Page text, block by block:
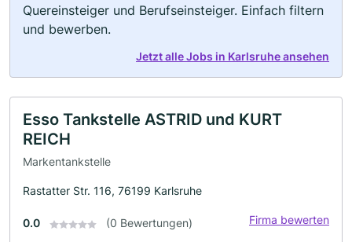
Quereinsteiger und Berufseinsteiger. Einfach filtern
und bewerben.
Jetzt alle Jobs in Karlsruhe ansehen
Esso Tankstelle ASTRID und KURT
REICH
Markentankstelle
Rastatter Str. 116, 76199 Karlsruhe
0.0 (0 Bewertungen) Firma bewerten